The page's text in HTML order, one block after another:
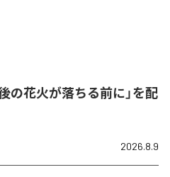
の花火が落ちる前に」を配
2026.8.9